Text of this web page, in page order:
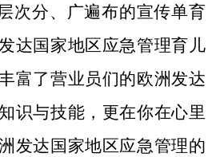
次分、广遍布的宣传单育
达国家地区应急管理育儿
富了营业员们的欧洲发达
识与技能，更在你在心里
发达国家地区应急管理的